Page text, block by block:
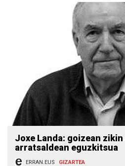
Joxe Landa: goizean
arratsaldean eguzkitsua
ERRAN.EUS GIZARTEA